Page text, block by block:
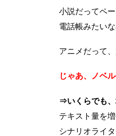
小説だってペ
電話帳みたい
アニメだって
じゃあ、ノベ
⇒いくらでも、
テキスト量を
シナリオライ